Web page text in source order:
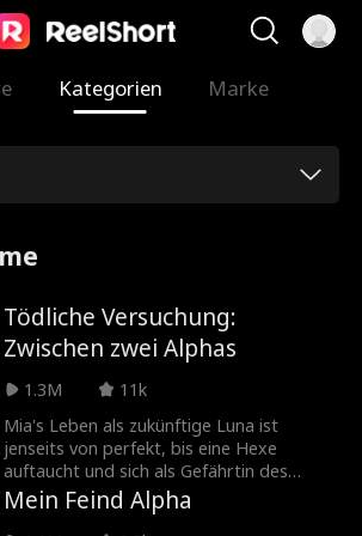
Kategorien Marke
Tödliche Versuchung:
Zwischen zwei Alphas
1.3M
11k
Mia's Leben als zukünftige Luna ist
jenseits von perfekt, bis eine Hexe
auftaucht und sich als Gefährtin des
Alphas vorstellt. Verraten von ihrer
ganzen Familie, mittellos, ohne Rudel und
Mein Feind Alpha